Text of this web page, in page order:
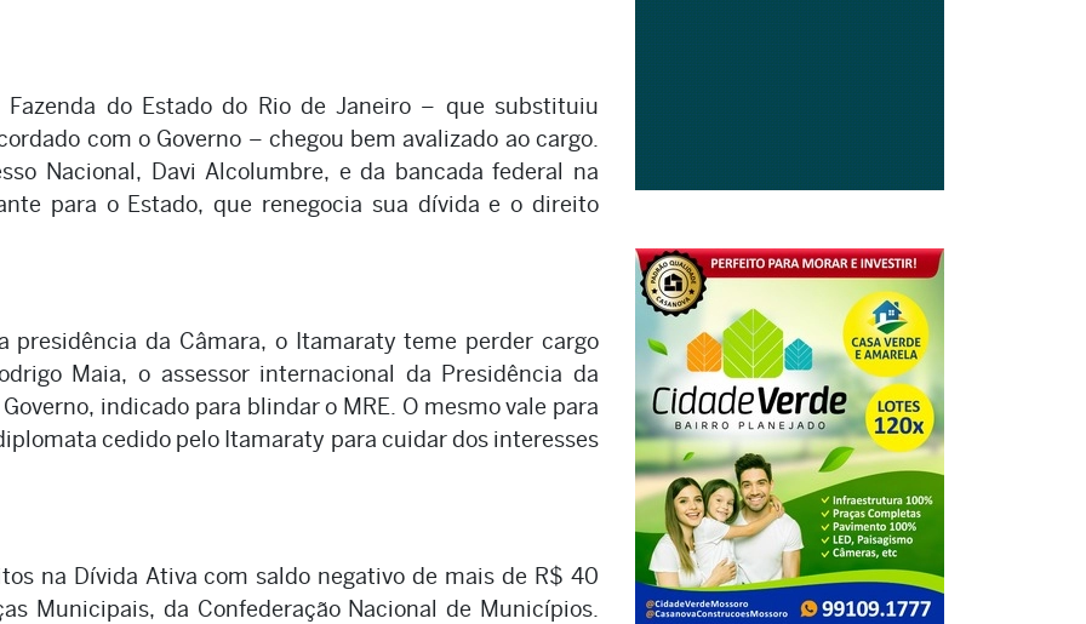
do Estado do Rio de Janeiro – que substituiu
com o Governo – chegou bem avalizado ao cargo.
Nacional, Davi Alcolumbre, e da bancada federal na
para o Estado, que renegocia sua dívida e o direito
presidência da Câmara, o Itamaraty teme perder cargo
Maia, o assessor internacional da Presidência da
indicado para blindar o MRE. O mesmo vale para
cedido pelo Itamaraty para cuidar dos interesses
na Dívida Ativa com saldo negativo de mais de R$ 40
Municipais, da Confederação Nacional de Municípios.